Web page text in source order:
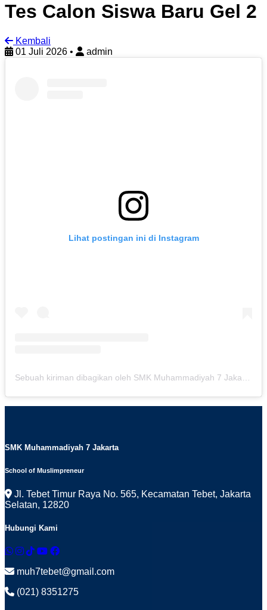
Tes Calon Siswa Baru Gel 2
Kembali
01 Juli 2026 • admin
Lihat postingan ini di Instagram
SMK Muhammadiyah 7 Jakarta
School of Muslimpreneur
Jl. Tebet Timur Raya No. 565, Kecamatan Tebet, Jakarta
Selatan, 12820
Hubungi Kami
muh7tebet@gmail.com
(021) 8351275